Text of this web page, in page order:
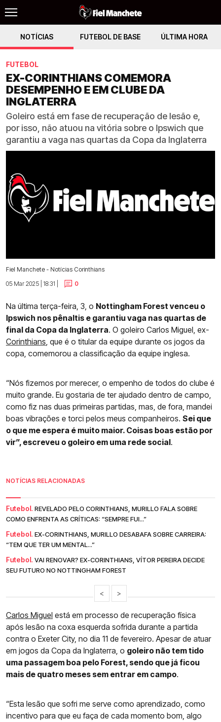
NOTÍCIAS FUTEBOL DE BASE ÚLTIMA HORA
FUTEBOL
EX-CORINTHIANS COMEMORA
DESEMPENHO E EM CLUBE DA
INGLATERRA
Goleiro está em fase de recuperação de lesão e,
por isso, não atuou na vitória sobre o Ipswich que
garantiu a vaga nas quartas da Copa da Inglaterra
Fiel Manchete - Notícias Corinthians
05 Mar 2025 | 18:31 |
0
Na última terça-feira, 3, o Nottingham Forest venceu o
Ipswich nos pênaltis e garantiu vaga nas quartas de
final da Copa da Inglaterra. O goleiro Carlos Miguel, ex-
Corinthians, que é o titular da equipe durante os jogos da
copa, comemorou a classificação da equipe inglesa.
“Nós fizemos por merecer, o empenho de todos do clube é
muito grande. Eu gostaria de ter ajudado dentro de campo,
como fiz nas duas primeiras partidas, mas, de fora, mandei
boas vibrações e torci pelos meus companheiros. Sei que
o que me espera é muito maior. Coisas boas estão por
vir”, escreveu o goleiro em uma rede social.
NOTÍCIAS RELACIONADAS
Futebol. REVELADO PELO CORINTHIANS, MURILLO FALA SOBRE
COMO ENFRENTA AS CRÍTICAS: “SEMPRE FUI...”
Futebol. EX-CORINTHIANS, MURILLO DESABAFA SOBRE CARREIRA:
“TEM QUE TER UM MENTAL...”
Futebol. VAI RENOVAR? EX-CORINTHIANS, VÍTOR PEREIRA DECIDE
SEU FUTURO NO NOTTINGHAM FOREST
< >
Carlos Miguel está em processo de recuperação física
após lesão na coxa esquerda sofrida durante a partida
contra o Exeter City, no dia 11 de fevereiro. Apesar de atuar
em jogos da Copa da Inglaterra, o goleiro não tem tido
uma passagem boa pelo Forest, sendo que já ficou
mais de quatro meses sem entrar em campo.
“Esta lesão que sofri me serve como aprendizado, como
incentivo para que eu faça de cada momento bom, algo